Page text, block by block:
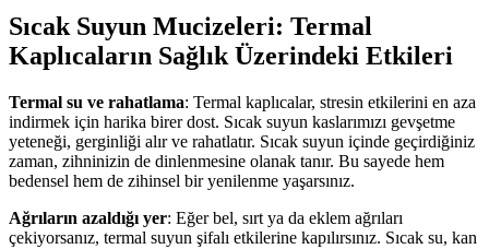
Sıcak Suyun Mucizeleri: Termal
Kaplıcaların Sağlık Üzerindeki Etkileri
Termal su ve rahatlama: Termal kaplıcalar, stresin etkilerini en aza
indirmek için harika birer dost. Sıcak suyun kaslarımızı gevşetme
yeteneği, gerginliği alır ve rahatlatır. Sıcak suyun içinde geçirdiğiniz
zaman, zihninizin de dinlenmesine olanak tanır. Bu sayede hem
bedensel hem de zihinsel bir yenilenme yaşarsınız.
Ağrıların azaldığı yer: Eğer bel, sırt ya da eklem ağrıları
çekiyorsanız, termal suyun şifalı etkilerine kapılırsınız. Sıcak su, kan